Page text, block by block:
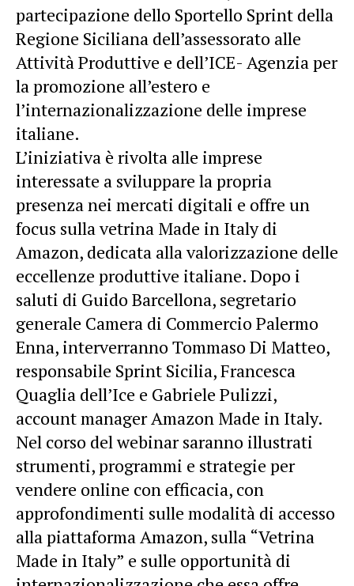
partecipazione dello Sportello Sprint della
Regione Siciliana dell’assessorato alle
Attività Produttive e dell’ICE- Agenzia per
la promozione all’estero e
l’internazionalizzazione delle imprese
italiane.
L’iniziativa è rivolta alle imprese
interessate a sviluppare la propria
presenza nei mercati digitali e offre un
focus sulla vetrina Made in Italy di
Amazon, dedicata alla valorizzazione delle
eccellenze produttive italiane. Dopo i
saluti di Guido Barcellona, segretario
generale Camera di Commercio Palermo
Enna, interverranno Tommaso Di Matteo,
responsabile Sprint Sicilia, Francesca
Quaglia dell’Ice e Gabriele Pulizzi,
account manager Amazon Made in Italy.
Nel corso del webinar saranno illustrati
strumenti, programmi e strategie per
vendere online con efficacia, con
approfondimenti sulle modalità di accesso
alla piattaforma Amazon, sulla “Vetrina
Made in Italy” e sulle opportunità di